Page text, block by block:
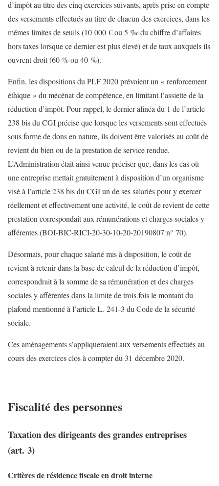
d’impôt au titre des cinq exercices suivants, après prise en compte
des versements effectués au titre de chacun des exercices, dans les
mêmes limites de seuils (10 000 € ou 5 ‰ du chiffre d’affaires
hors taxes lorsque ce dernier est plus élevé) et de taux auxquels ils
ouvrent droit (60 % ou 40 %).
Enfin, les dispositions du PLF 2020 prévoient un « renforcement
éthique » du mécénat de compétence, en limitant l’assiette de la
réduction d’impôt. Pour rappel, le dernier alinéa du 1 de l’article
238 bis du CGI précise que lorsque les versements sont effectués
sous forme de dons en nature, ils doivent être valorisés au coût de
revient du bien ou de la prestation de service rendue.
L’Administration était ainsi venue préciser que, dans les cas où
une entreprise mettait gratuitement à disposition d’un organisme
visé à l’article 238 bis du CGI un de ses salariés pour y exercer
réellement et effectivement une activité, le coût de revient de cette
prestation correspondait aux rémunérations et charges sociales y
afférentes (BOI-BIC-RICI-20-30-10-20-20190807 n° 70).
Désormais, pour chaque salarié mis à disposition, le coût de
revient à retenir dans la base de calcul de la réduction d’impôt,
correspondrait à la somme de sa rémunération et des charges
sociales y afférentes dans la limite de trois fois le montant du
plafond mentionné à l’article L. 241-3 du Code de la sécurité
sociale.
Ces aménagements s’appliqueraient aux versements effectués au
cours des exercices clos à compter du 31 décembre 2020.
Fiscalité des personnes
Taxation des dirigeants des grandes entreprises
(art. 3)
Critères de résidence fiscale en droit interne